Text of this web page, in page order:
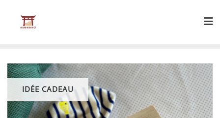
content
IDÉE CADEAU